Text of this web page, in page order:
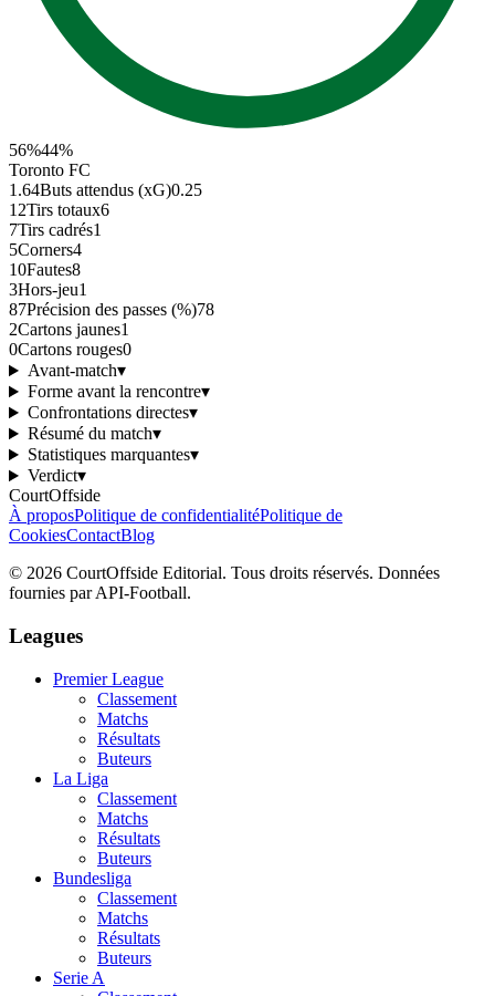
56%44%
Toronto FC
1.64Buts attendus (xG)0.25
12Tirs totaux6
7Tirs cadrés1
5Corners4
10Fautes8
3Hors-jeu1
87Précision des passes (%)78
2Cartons jaunes1
0Cartons rouges0
Avant-match▾
Forme avant la rencontre▾
Confrontations directes▾
Résumé du match▾
Statistiques marquantes▾
Verdict▾
CourtOffside
À proposPolitique de confidentialitéPolitique de
CookiesContactBlog
© 2026 CourtOffside Editorial. Tous droits réservés. Données
fournies par API-Football.
Leagues
Premier League
Classement
Matchs
Résultats
Buteurs
La Liga
Classement
Matchs
Résultats
Buteurs
Bundesliga
Classement
Matchs
Résultats
Buteurs
Serie A